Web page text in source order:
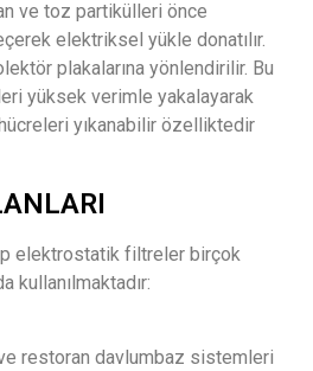
ve toz partikülleri önce
elektriksel yükle donatılır.
plakalarına yönlendirilir. Bu
yüksek verimle yakalayarak
yıkanabilir özelliktedir
elektrostatik filtreler birçok
kullanılmaktadır:
restoran davlumbaz sistemleri